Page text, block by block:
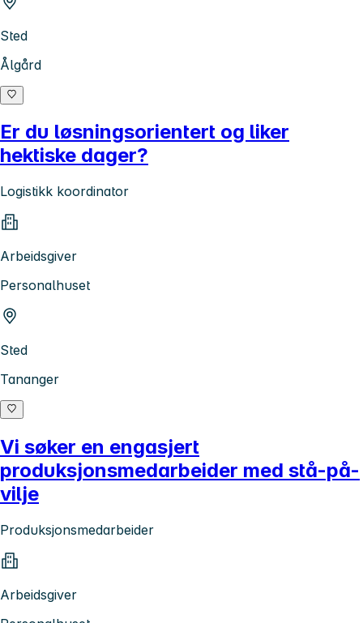
Sted
Ålgård
Er du løsningsorientert og liker
hektiske dager?
Logistikk koordinator
Arbeidsgiver
Personalhuset
Sted
Tananger
Vi søker en engasjert
produksjonsmedarbeider med stå-på-
vilje
Produksjonsmedarbeider
Arbeidsgiver